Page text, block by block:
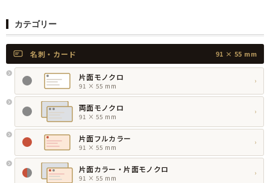
カテゴリー
名刺・カード 91 × 55 mm
片面モノクロ
91 × 55 mm
›
両面モノクロ
91 × 55 mm
›
片面フルカラー
91 × 55 mm
›
片面カラー・片面モノクロ
91 × 55 mm
›